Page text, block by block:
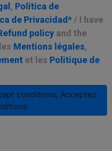
, Política de
de Privacidad* / I have
policy and the
Mentions légales,
et les Politique de
conditions, Acceptez